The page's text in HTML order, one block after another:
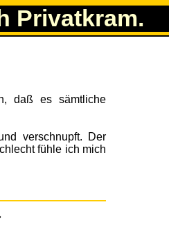
Privatkram.
daß es sämtliche
verschnupft. Der
fühle ich mich